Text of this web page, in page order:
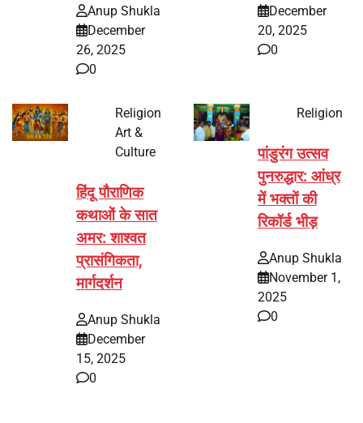
Anup Shukla
December
26, 2025
0
December
20, 2025
0
Religion
Art &
Culture
हिंदू पौराणिक
कथाओं के सात
अमर: शाश्वत
प्रासंगिकता,
मार्गदर्शन
Anup Shukla
December
15, 2025
0
Religion
पांडुरंग उत्सव
पुनरुद्धार: आंध्र
में भक्तों की
रिकॉर्ड भीड़
Anup Shukla
November 1,
2025
0